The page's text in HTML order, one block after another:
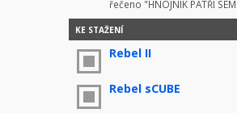
řečeno "HNOJNÍK PATŘÍ
KE STAŽENÍ
Rebel II
Rebel sCUBE